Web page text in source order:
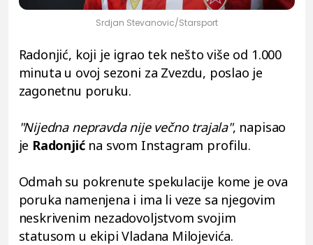
Srdjan Stevanovic/Starsport
Radonjić, koji je igrao tek nešto više od 1.000
minuta u ovoj sezoni za Zvezdu, poslao je
zagonetnu poruku.
"Nijedna nepravda nije večno trajala", napisao
je Radonjić na svom Instagram profilu.
Odmah su pokrenute spekulacije kome je ova
poruka namenjena i ima li veze sa njegovim
neskrivenim nezadovoljstvom svojim
statusom u ekipi Vladana Milojevića.